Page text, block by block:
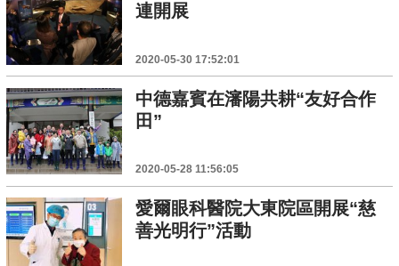
連開展
2020-05-30 17:52:01
中德嘉賓在瀋陽共耕“友好合作
田”
2020-05-28 11:56:05
愛爾眼科醫院大東院區開展“慈
善光明行”活動